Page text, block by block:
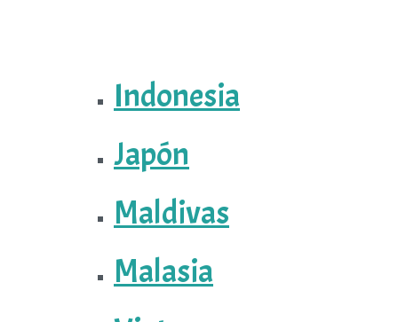
Indonesia
Japón
Maldivas
Malasia